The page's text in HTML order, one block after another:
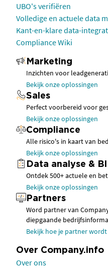
UBO's verifiëren
Volledige en actuele data
Kant-en-klare data-
Compliance Wiki
Marketing
Inzichten voor
Bekijk onze oplossingen
Sales
Perfect voorbereid voor
Bekijk onze oplossingen
Compliance
Alle risico's in kaart van
Bekijk onze oplossingen
Data analyse & BI
Ontdek 500+ actuele en
Bekijk onze oplossingen
Partners
Word partner van
diepgaande
Bekijk hoe je partner wordt
Over Company.info
Over ons